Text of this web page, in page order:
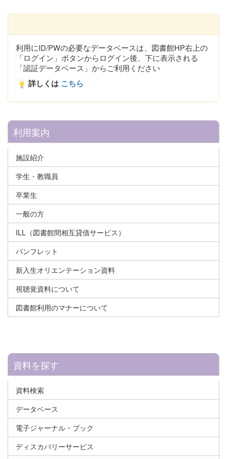
利用にID/PWの必要なデータベースは、図書館HP右上の
「ログイン」ボタンからログイン後、下に表示される
「認証データベース」からご利用ください
詳しくは こちら
利用案内
施設紹介
学生・教職員
卒業生
一般の方
ILL（図書館間相互貸借サービス）
パンフレット
新入生オリエンテーション資料
視聴覚資料について
図書館利用のマナーについて
資料を探す
資料検索
データベース
電子ジャーナル・ブック
ディスカバリーサービス